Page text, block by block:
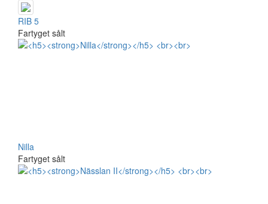
RIB 5
Fartyget sålt
Nilla
Fartyget sålt